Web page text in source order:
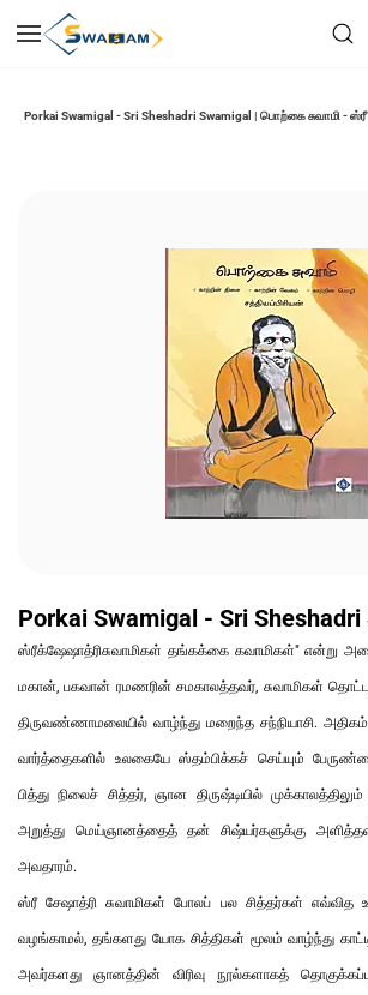
main
Porkai Swamigal - Sri Sheshadri Swamigal | பொற்கை சுவாமி - ஸ்ரீ
Porkai Swamigal - Sri
ஸ்ரீக்ஷேஷாத்ரிசுவாமிகள் தங்கக்கை கவாமிகள்" என்று
மகான், பகவான் ரமணரின் சமகாலத்தவர், சுவாமிகள்
திருவண்ணாமலையில் வாழ்ந்து மறைந்த சந்நியாசி.
வார்த்தைகளில் உலகையே ஸ்தம்பிக்கச் செய்யும்
பித்து நிலைச் சித்தர், ஞான திருஷ்டியில்
அறுத்து மெய்ஞானத்தைத் தன் சிஷ்யர்களுக்கு
அவதாரம்.
ஸ்ரீ சேஷாத்ரி சுவாமிகள் போலப் பல சித்தர்கள்
வழங்காமல், தங்களது யோக சித்திகள் மூலம் வாழ்ந்து
அவர்களது ஞானத்தின் விரிவு நூல்களாகத்